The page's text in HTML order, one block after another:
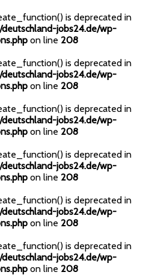
is deprecated in
jobs24.de/wp-
on line 208
is deprecated in
jobs24.de/wp-
on line 208
is deprecated in
jobs24.de/wp-
on line 208
is deprecated in
jobs24.de/wp-
on line 208
is deprecated in
jobs24.de/wp-
on line 208
is deprecated in
jobs24.de/wp-
on line 208